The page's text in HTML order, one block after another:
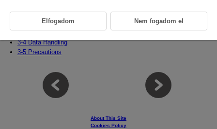
3-3-1 Recommended Settings by Scene 1
3-3-2 Recommended Settings by Scene 2
3-3-3 Recommended Settings by Scene 3
3-4 Data Handling
3-5 Precautions
About This Site
Cookies Policy
Elfogadom Nem fogadom el